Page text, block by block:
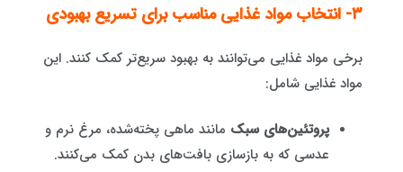
۳- انتخاب مواد غذایی مناسب برای تسریع بهبودی
برخی مواد غذایی می‌توانند به بهبود سریع‌تر کمک کنند. این
مواد غذایی شامل:
پروتئین‌های سبک مانند ماهی پخته‌شده، مرغ نرم و
عدسی که به بازسازی بافت‌های بدن کمک می‌کنند.